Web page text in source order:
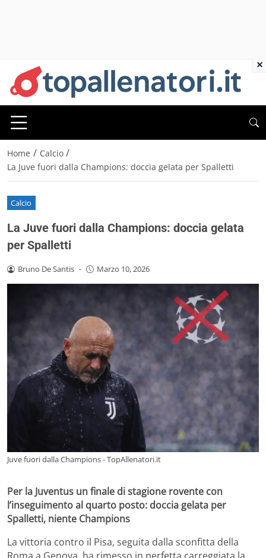
Home / Calcio /
La Juve fuori dalla Champions: doccia gelata per Spalletti
Calcio
La Juve fuori dalla Champions: doccia gelata
per Spalletti
Bruno De Santis - Marzo 10, 2026
Juve fuori dalla Champions - TopAllenatori.it
Per la Juventus un finale di stagione rovente con
l’inseguimento al quarto posto: doccia gelata per
Spalletti, niente Champions
La vittoria contro il Pisa, seguita dalla sconfitta della
×